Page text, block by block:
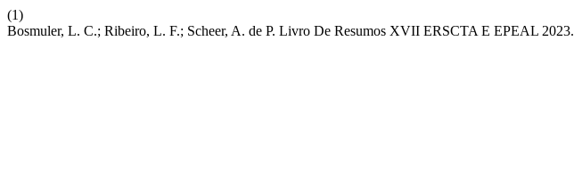
(1)
Bosmuler, L. C.; Ribeiro, L. F.; Scheer, A. de P. Livro De Resumos XVII ERSCTA E EPEAL 2023.